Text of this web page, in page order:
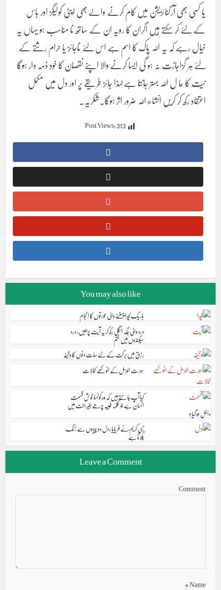
یا کسی بھی آرگنائزیشن میں کام کرنے والے بھی اپنی کولیگز اور باس
کے لئے کر سکتے ہیں اگران کا رویہ ان کے ساتھ نا مناسب ہو یہاں یہ
خیال رہے کہ یہ اللہ پاک کا اسم ہے اس لئے ناجائز یا حرام رشتے کے
لئے ہر گزاجازت نہ ہو گی ایسا کرنے والا اپنے نقصان کا خود ذمہ دار ہوگا
نیت کا حا ل اللہ بہتر جانتا ہے لہٰذا جائز طریقے پر اور دل میں مکمل
اعتقاد رکھ کر کریں انشاء اللہ ضرور اثر ہوگا۔شکریہ۔
Post Views:313
You may also like
باریک کپڑا پہننے والی عورتوں کا انجام
درد والی جگہ انگلی رکھ کر یہ آیت پڑھیں، درد
سیکنڈوں میں ختم
رزق میں برکت کے لئے سات دنوں کا وظیفہ
سورت المزمل کے انوکھے کمالات
کیا آپ جانتے ہیں کہ وہ کونسا خوش قسمت
انسان ہے جو کلمہ طیبہ پڑھے بغیر جنت میں
داخل ہو گیا؟
نبی کریم ؐنے فریایا :دل دو چیزوں سے زنگ
پکڑتا ہے
Leave a Comment
Comment
Name
*